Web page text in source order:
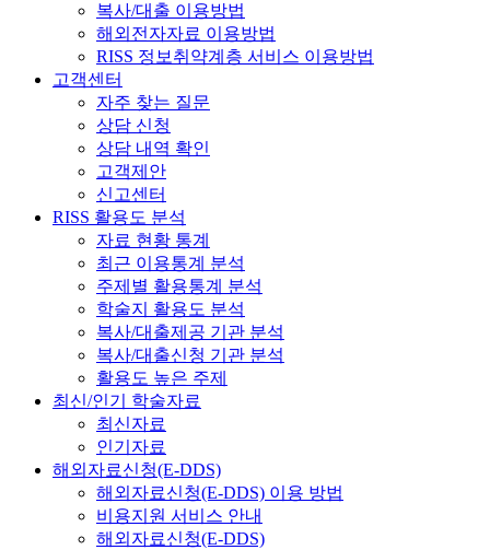
복사/대출 이용방법
해외전자자료 이용방법
RISS 정보취약계층 서비스 이용방법
고객센터
자주 찾는 질문
상담 신청
상담 내역 확인
고객제안
신고센터
RISS 활용도 분석
자료 현황 통계
최근 이용통계 분석
주제별 활용통계 분석
학술지 활용도 분석
복사/대출제공 기관 분석
복사/대출신청 기관 분석
활용도 높은 주제
최신/인기 학술자료
최신자료
인기자료
해외자료신청(E-DDS)
해외자료신청(E-DDS) 이용 방법
비용지원 서비스 안내
해외자료신청(E-DDS)